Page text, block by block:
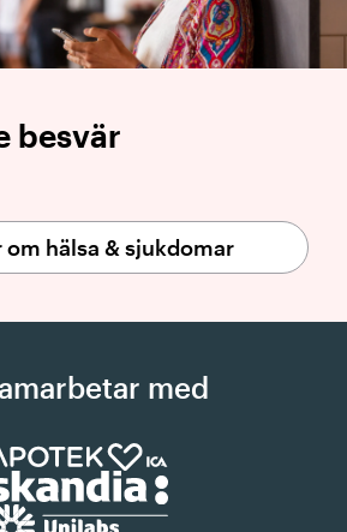
besvär
om hälsa & sjukdomar
med